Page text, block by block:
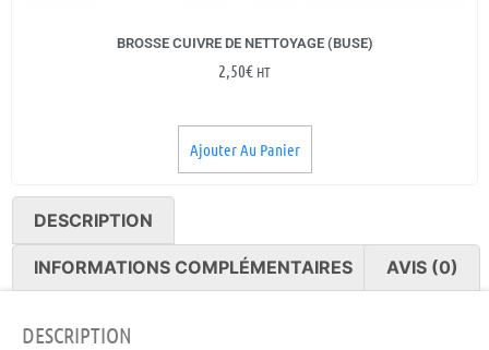
BROSSE CUIVRE DE NETTOYAGE (BUSE)
2,50€ HT
Ajouter Au Panier
DESCRIPTION
INFORMATIONS COMPLÉMENTAIRES AVIS (0)
DESCRIPTION